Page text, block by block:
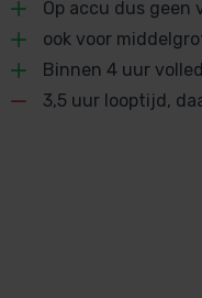
Op accu dus geen
ook voor
Binnen 4 uur
3,5 uur looptijd,